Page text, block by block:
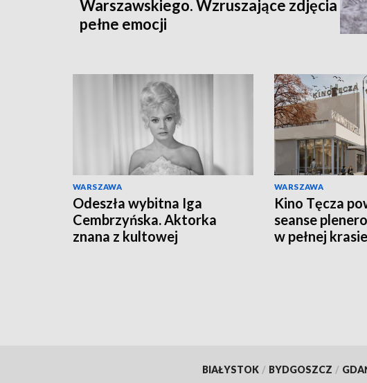
Warszawskiego. Wzruszające zdjęcia
pełne emocji
WARSZAWA
Odeszła wybitna Iga
Cembrzyńska. Aktorka
znana z kultowej
WARSZAWA
Kino Tęcza
seanse
w pełnej krasie
BIAŁYSTOK / BYDGOSZCZ /